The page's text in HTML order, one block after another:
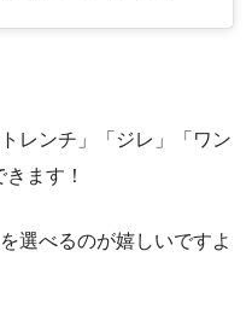
レンチ」「ジレ」「ワン
ます！
選べるのが嬉しいですよ